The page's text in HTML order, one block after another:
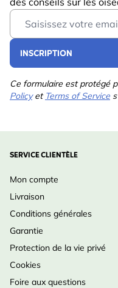
Email Address
INSCRIPTION
Ce formulaire est protégé
Policyet Terms of Service
SERVICE CLIENTÈLE
Mon compte
Livraison
Conditions générales
Garantie
Protection de la vie privé
Cookies
Foire aux questions